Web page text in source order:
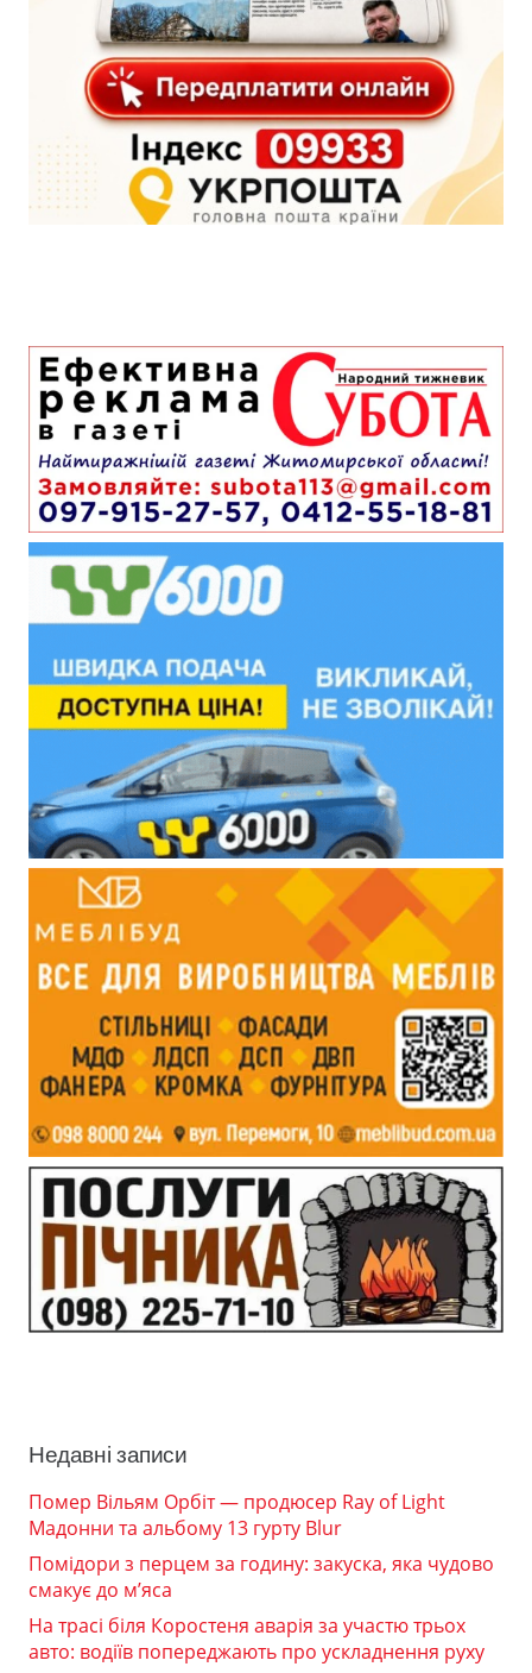
Недавні записи
Помер Вільям Орбіт — продюсер Ray of Light
Мадонни та альбому 13 гурту Blur
Помідори з перцем за годину: закуска, яка чудово
смакує до м’яса
На трасі біля Коростеня аварія за участю трьох
авто: водіїв попереджають про ускладнення руху